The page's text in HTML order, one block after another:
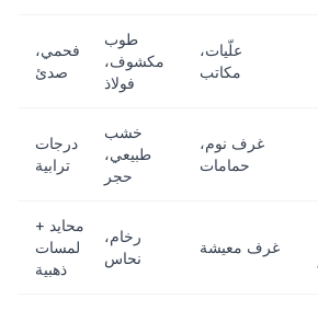
علّيات،
مكاتب
طوب
مكشوف،
فولاذ
فحمي،
صدئ
غرف نوم،
حمامات
خشب
طبيعي،
حجر
درجات
ترابية
غرف معيشة
رخام،
نحاس
محايد +
لمسات
ذهبية